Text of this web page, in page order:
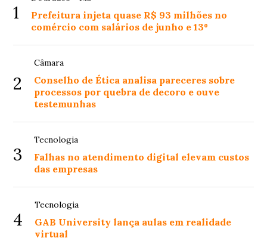
1
Prefeitura injeta quase R$ 93 milhões no
comércio com salários de junho e 13º
2
Câmara
Conselho de Ética analisa pareceres sobre
processos por quebra de decoro e ouve
testemunhas
3
Tecnologia
Falhas no atendimento digital elevam custos
das empresas
4
Tecnologia
GAB University lança aulas em realidade
virtual